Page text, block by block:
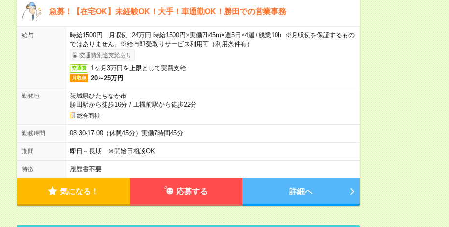
急募！【在宅OK】未経験OK！大手！車通勤OK！勝田での営業事務
給与
時給1500円 月収例 24万円 時給1500円×実働7h45m×週5日×4週+残業10h ※月収例を保証するもの
ではありません。※給与即受取りサービス利用可（利用条件有）
交通費別途支給あり
交通費 1ヶ月3万円を上限として実費支給
月収例 20～25万円
勤務地
茨城県ひたちなか市
勝田駅から徒歩16分/ 工機前駅から徒歩22分
総合商社
勤務時間 08:30-17:00（休憩45分）実働7時間45分
期間 即日～長期 ※開始日相談OK
特徴 履歴書不要
気になる！ 応募する 詳細へ